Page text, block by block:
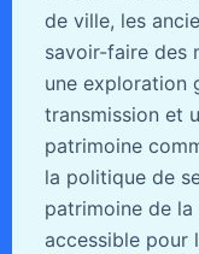
de ville, les
savoir-faire des
une exploration
transmission et
patrimoine
la politique de
patrimoine de
accessible pour